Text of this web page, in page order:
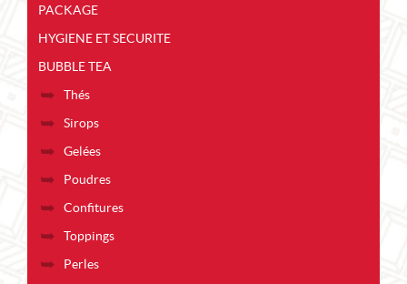
PACKAGE
HYGIENE ET SECURITE
BUBBLE TEA
Thés
Sirops
Gelées
Poudres
Confitures
Toppings
Perles